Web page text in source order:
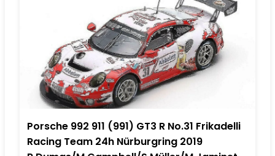
Porsche 992 911 (991) GT3 R No.31 Frikadelli
Racing Team 24h Nürburgring 2019